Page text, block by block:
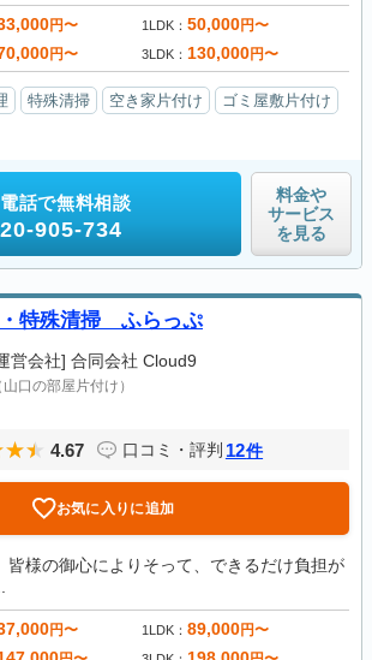
円〜 1LDK 50,000円〜
円〜 3LDK 130,000円〜
特殊清掃 空き家片付け
ゴミ屋敷片付け
話で無料相談
905-734
料金や
サービス
を見る
特殊清掃 ふらっぷ
営会社] 合同会社 Cloud9
山口の部屋片付け）
4.67 口コミ・評判 12件
お気に入りに追加
皆様の御心によりそって、できるだけ負担が
円〜 1LDK 89,000円〜